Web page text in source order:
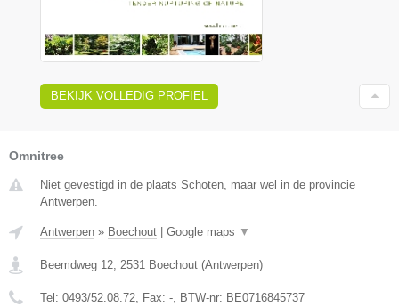
BEKIJK VOLLEDIG PROFIEL
Omnitree
Niet gevestigd in de plaats Schoten, maar wel in de provincie
Antwerpen.
Antwerpen » Boechout | Google maps ▼
Beemdweg 12 2531 Boechout (Antwerpen)
Tel: 0493/52.08.72 , Fax: - , BTW-nr: BE0716845737